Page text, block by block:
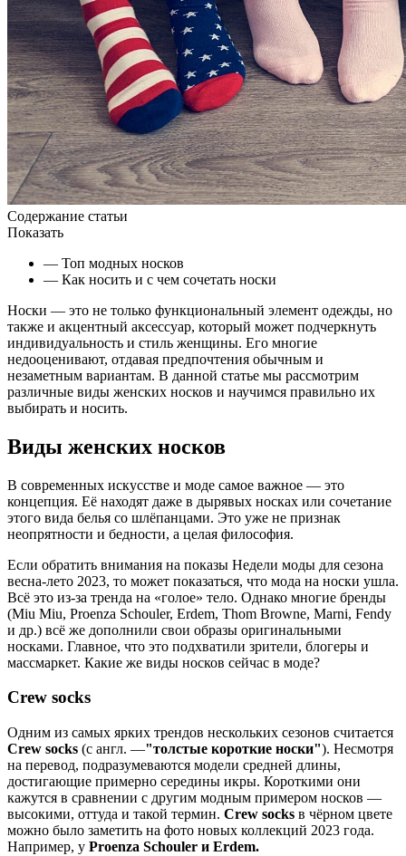
Содержание статьи
Показать
— Топ модных носков
— Как носить и с чем сочетать носки
Носки — это не только функциональный элемент одежды, но
также и акцентный аксессуар, который может подчеркнуть
индивидуальность и стиль женщины. Его многие
недооценивают, отдавая предпочтения обычным и
незаметным вариантам. В данной статье мы рассмотрим
различные виды женских носков и научимся правильно их
выбирать и носить.
Виды женских носков
В современных искусстве и моде самое важное — это
концепция. Её находят даже в дырявых носках или сочетание
этого вида белья со шлёпанцами. Это уже не признак
неопрятности и бедности, а целая философия.
Если обратить внимания на показы Недели моды для сезона
весна-лето 2023, то может показаться, что мода на носки ушла.
Всё это из-за тренда на «голое» тело. Однако многие бренды
(Miu Miu, Proenza Schouler, Erdem, Thom Browne, Marni, Fendy
и др.) всё же дополнили свои образы оригинальными
носками. Главное, что это подхватили зрители, блогеры и
массмаркет. Какие же виды носков сейчас в моде?
Crew socks
Одним из самых ярких трендов нескольких сезонов считается
Crew socks (с англ. —"толстые короткие носки"). Несмотря
на перевод, подразумеваются модели средней длины,
достигающие примерно середины икры. Короткими они
кажутся в сравнении с другим модным примером носков —
высокими, оттуда и такой термин. Crew socks в чёрном цвете
можно было заметить на фото новых коллекций 2023 года.
Например, у Proenza Schouler и Erdem.